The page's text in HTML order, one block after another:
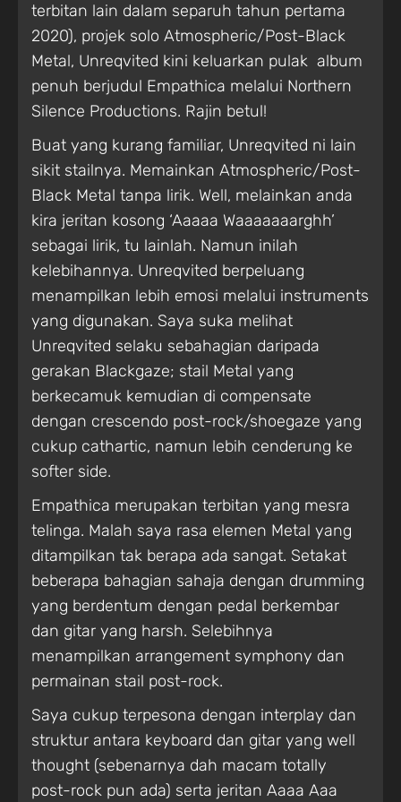
terbitan lain dalam separuh tahun pertama
2020), projek solo Atmospheric/Post-Black
Metal, Unreqvited kini keluarkan pulak album
penuh berjudul Empathica melalui Northern
Silence Productions. Rajin betul!
Buat yang kurang familiar, Unreqvited ni lain
sikit stailnya. Memainkan Atmospheric/Post-
Black Metal tanpa lirik. Well, melainkan anda
kira jeritan kosong ‘Aaaaa Waaaaaaarghh’
sebagai lirik, tu lainlah. Namun inilah
kelebihannya. Unreqvited berpeluang
menampilkan lebih emosi melalui instruments
yang digunakan. Saya suka melihat
Unreqvited selaku sebahagian daripada
gerakan Blackgaze; stail Metal yang
berkecamuk kemudian di compensate
dengan crescendo post-rock/shoegaze yang
cukup cathartic, namun lebih cenderung ke
softer side.
Empathica merupakan terbitan yang mesra
telinga. Malah saya rasa elemen Metal yang
ditampilkan tak berapa ada sangat. Setakat
beberapa bahagian sahaja dengan drumming
yang berdentum dengan pedal berkembar
dan gitar yang harsh. Selebihnya
menampilkan arrangement symphony dan
permainan stail post-rock.
Saya cukup terpesona dengan interplay dan
struktur antara keyboard dan gitar yang well
thought (sebenarnya dah macam totally
post-rock pun ada) serta jeritan Aaaa Aaa